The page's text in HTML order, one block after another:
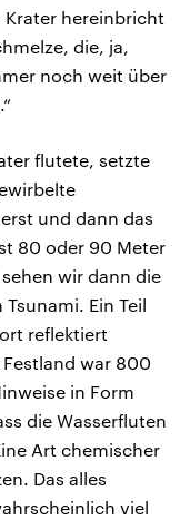
hereinbricht
die, ja,
noch weit über
flutete, setzte
und dann das
80 oder 90 Meter
wir dann die
Ein Teil
reflektiert
war 800
in Form
die Wasserfluten
Art chemischer
Das alles
viel